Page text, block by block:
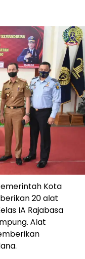
Kota
20 alat
IA Rajabasa
Alat